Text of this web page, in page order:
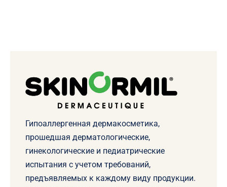
Гипоаллергенная дермакосметика,
прошедшая дерматологические,
гинекологические и педиатрические
испытания с учетом требований,
предъявляемых к каждому виду продукции.